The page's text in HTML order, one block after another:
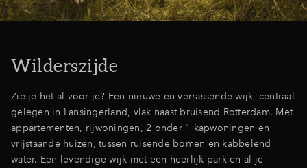
Wilderszijde
Zie je het al voor je? Een nieuwe en verrassende wijk, centraal
gelegen in Lansingerland, vlak naast bruisend Rotterdam. Met
appartementen, rijwoningen, 2 onder 1 kapwoningen en
vrijstaande huizen, tussen ruisende bomen en kabbelend
water. Een levendige wijk met een heerlijk park en al je